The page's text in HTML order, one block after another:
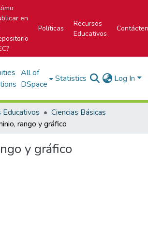
en
Políticas
Recursos
Educativos
All of
DSpace
Statistics Log In
Educativos
Ciencias Básicas
rango y gráfico
y gráfico